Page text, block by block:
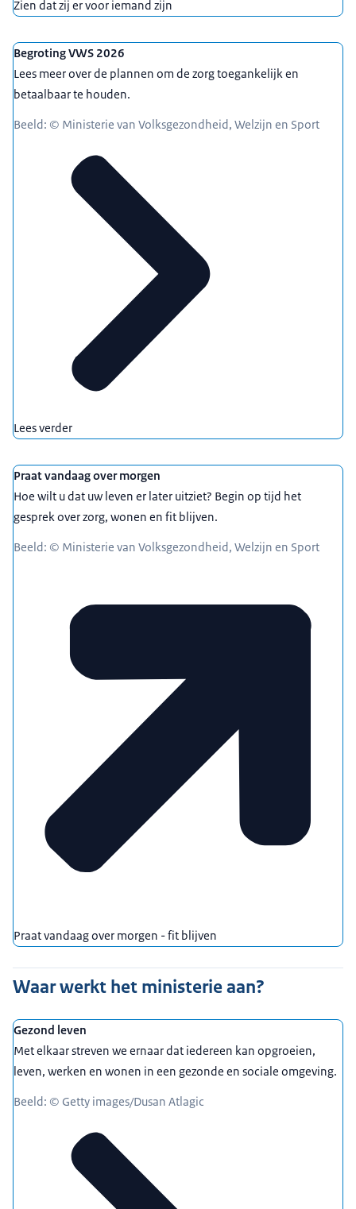
Zien dat zij er voor iemand zijn
Begroting VWS 2026
Lees meer over de plannen om de zorg toegankelijk en
betaalbaar te houden.
Beeld: © Ministerie van Volksgezondheid, Welzijn en Sport
Lees verder
Praat vandaag over morgen
Hoe wilt u dat uw leven er later uitziet? Begin op tijd het
gesprek over zorg, wonen en fit blijven.
Beeld: © Ministerie van Volksgezondheid, Welzijn en Sport
Praat vandaag over morgen - fit blijven
Waar werkt het ministerie aan?
Gezond leven
Met elkaar streven we ernaar dat iedereen kan opgroeien,
leven, werken en wonen in een gezonde en sociale omgeving.
Beeld: © Getty images/Dusan Atlagic